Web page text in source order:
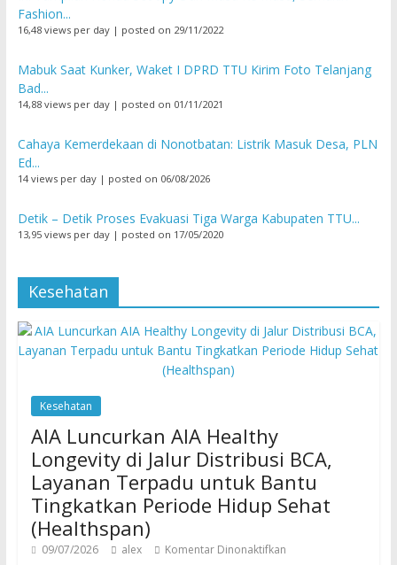
Fashion...
16,48 views per day| posted on 29/11/2022
Mabuk Saat Kunker, Waket I DPRD TTU Kirim Foto Telanjang
Bad...
14,88 views per day| posted on 01/11/2021
Cahaya Kemerdekaan di Nonotbatan: Listrik Masuk Desa, PLN
Ed...
14 views per day| posted on 06/08/2026
Detik – Detik Proses Evakuasi Tiga Warga Kabupaten TTU...
13,95 views per day| posted on 17/05/2020
Kesehatan
Kesehatan
AIA Luncurkan AIA Healthy
Longevity di Jalur Distribusi BCA,
Layanan Terpadu untuk Bantu
Tingkatkan Periode Hidup Sehat
(Healthspan)
09/07/2026 alex Komentar Dinonaktifkan